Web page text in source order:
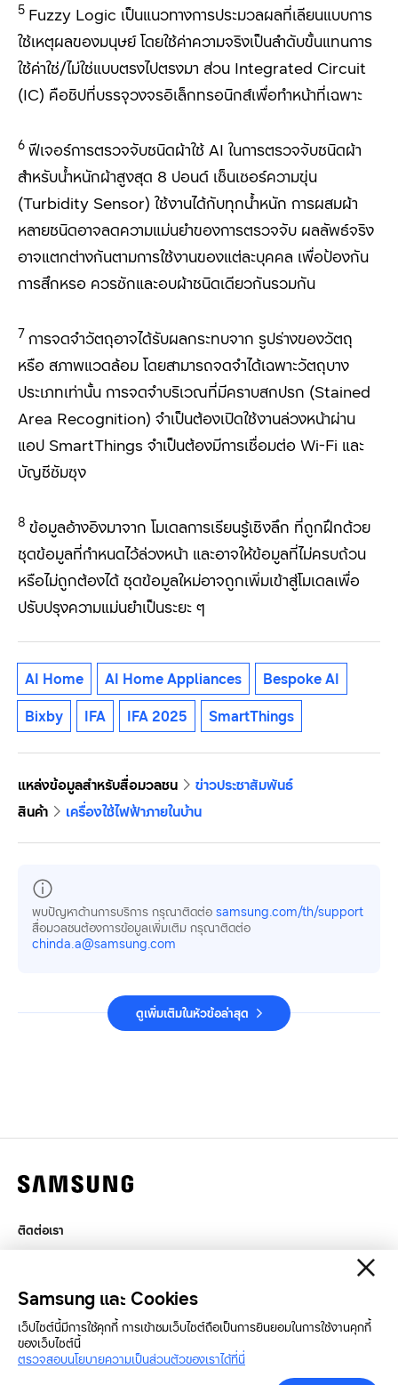
5 Fuzzy Logic เป็นแนวทางการประมวลผลที่เลียนแบบการ
ใช้เหตุผลของมนุษย์ โดยใช้ค่าความจริงเป็นลำดับขั้นแทนการ
ใช้ค่าใช่/ไม่ใช่แบบตรงไปตรงมา ส่วน Integrated Circuit
(IC) คือชิปที่บรรจุวงจรอิเล็กทรอนิกส์เพื่อทำหน้าที่เฉพาะ
6 ฟีเจอร์การตรวจจับชนิดผ้าใช้ AI ในการตรวจจับชนิดผ้า
สำหรับน้ำหนักผ้าสูงสุด 8 ปอนด์ เซ็นเซอร์ความขุ่น
(Turbidity Sensor) ใช้งานได้กับทุกน้ำหนัก การผสมผ้า
หลายชนิดอาจลดความแม่นยำของการตรวจจับ ผลลัพธ์จริง
อาจแตกต่างกันตามการใช้งานของแต่ละบุคคล เพื่อป้องกัน
การสึกหรอ ควรซักและอบผ้าชนิดเดียวกันรวมกัน
7 การจดจำวัตถุอาจได้รับผลกระทบจาก รูปร่างของวัตถุ
หรือ สภาพแวดล้อม โดยสามารถจดจำได้เฉพาะวัตถุบาง
ประเภทเท่านั้น การจดจำบริเวณที่มีคราบสกปรก (Stained
Area Recognition) จำเป็นต้องเปิดใช้งานล่วงหน้าผ่าน
แอป SmartThings จำเป็นต้องมีการเชื่อมต่อ Wi-Fi และ
บัญชีซัมซุง
8 ข้อมูลอ้างอิงมาจาก โมเดลการเรียนรู้เชิงลึก ที่ถูกฝึกด้วย
ชุดข้อมูลที่กำหนดไว้ล่วงหน้า และอาจให้ข้อมูลที่ไม่ครบถ้วน
หรือไม่ถูกต้องได้ ชุดข้อมูลใหม่อาจถูกเพิ่มเข้าสู่โมเดลเพื่อ
ปรับปรุงความแม่นยำเป็นระยะ ๆ
AI Home AI Home Appliances
Bespoke AI
Bixby
IFA IFA 2025 SmartThings
แหล่งข้อมูลสำหรับสื่อมวลชน
ข่าวประชาสัมพันธ์
สินค้า
เครื่องใช้ไฟฟ้าภายในบ้าน
พบปัญหาด้านการบริการ กรุณาติดต่อ samsung.com/th/support
สื่อมวลชนต้องการข้อมูลเพิ่มเติม กรุณาติดต่อ
chinda.a@samsung.com
ดูเพิ่มเติมในหัวข้อล่าสุด
ติดต่อเรา
SAMSUNG.COM
Copyright© SAMSUNG All Rights Reserved.
Samsung และ Cookies
เว็ปไซต์นี้มีการใช้คุกกี้ การเข้าชมเว็บไซต์ถือเป็นการยินยอมในการใช้งานคุกกี้
ของเว็บไซต์นี้
ตรวจสอบนโยบายความเป็นส่วนตัวของเราได้ที่นี่